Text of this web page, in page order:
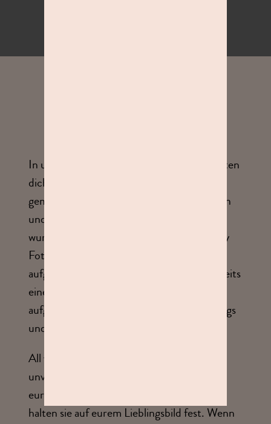
In unserem gemütlichen Fotostudio erwarten
dich unsere freundlichen Mitarbeiter, um
gemeinsam deine Fotowünsche umzusetzen
und einzigartige Bilder zu shooten. 2014
wurden in unserem studioline Photography
Fotostudio die ersten Passfotos
aufgenommen. Seitdem haben wir uns bereits
einen Stamm liebgewonnener Kunden
aufgebaut, der regelmäßig für Fotoshootings
und ein nettes Gespräch vorbei schaut.
All you need is love! Wie wäre es mit einem
unvergesslichen Paarshooting? Wir fangen
eure Emotionen und eure Liebe ein und
halten sie auf eurem Lieblingsbild fest. Wenn